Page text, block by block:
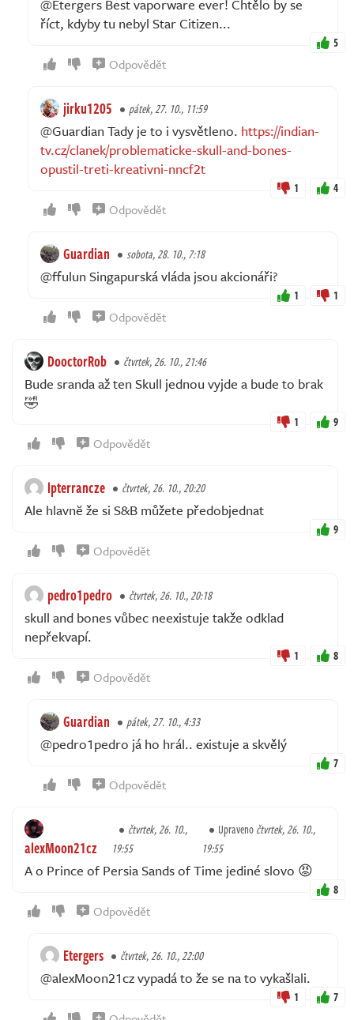
@Etergers Best vaporware ever! Chtělo by se
říct, kdyby tu nebyl Star Citizen...
5
Odpovědět
jirku1205 pátek, 27. 10., 11:59
@Guardian Tady je to i vysvětleno. https://indian-
tv.cz/clanek/problematicke-skull-and-bones-
opustil-treti-kreativni-nncf2t
1 4
Odpovědět
Guardian sobota, 28. 10., 7:18
@ffulun Singapurská vláda jsou akcionáři?
1 1
Odpovědět
DooctorRob čtvrtek, 26. 10., 21:46
Bude sranda až ten Skull jednou vyjde a bude to brak
🤣
1 9
Odpovědět
lpterrancze čtvrtek, 26. 10., 20:20
Ale hlavnĕ že si S&B můžete předobjednat
9
Odpovědět
pedro1pedro čtvrtek, 26. 10., 20:18
skull and bones vůbec neexistuje takže odklad
nepřekvapí.
1 8
Odpovědět
Guardian pátek, 27. 10., 4:33
@pedro1pedro já ho hrál.. existuje a skvělý
7
Odpovědět
alexMoon21cz
čtvrtek, 26. 10.,
19:55
Upravenočtvrtek, 26. 10.,
19:55
A o Prince of Persia Sands of Time jediné slovo 😡
8
Odpovědět
Etergers čtvrtek, 26. 10., 22:00
@alexMoon21cz vypadá to že se na to vykašlali.
1 7